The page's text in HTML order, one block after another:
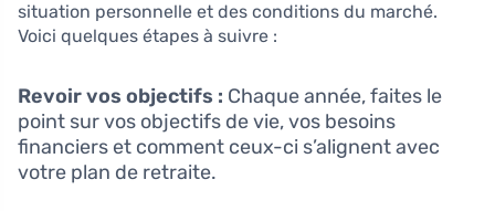
situation personnelle et des conditions du marché.
Voici quelques étapes à suivre :
Revoir vos objectifs : Chaque année, faites le
point sur vos objectifs de vie, vos besoins
financiers et comment ceux-ci s’alignent avec
votre plan de retraite.